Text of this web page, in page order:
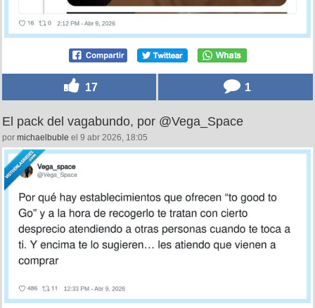
17 1
El pack del vagabundo, por @Vega_Space
por michaelbuble el 9 abr 2026, 18:05